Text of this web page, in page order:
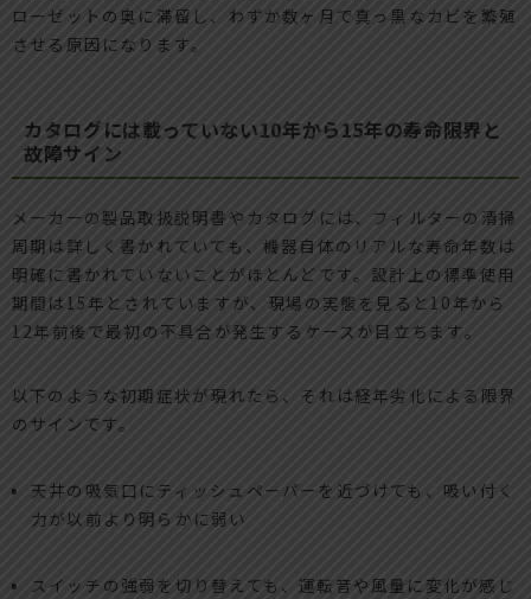
ローゼットの奥に滞留し、わずか数ヶ月で真っ黒なカビを繁殖
させる原因になります。
カタログには載っていない10年から15年の寿命限界と
故障サイン
メーカーの製品取扱説明書やカタログには、フィルターの清掃
周期は詳しく書かれていても、機器自体のリアルな寿命年数は
明確に書かれていないことがほとんどです。設計上の標準使用
期間は15年とされていますが、現場の実態を見ると10年から
12年前後で最初の不具合が発生するケースが目立ちます。
以下のような初期症状が現れたら、それは経年劣化による限界
のサインです。
天井の吸気口にティッシュペーパーを近づけても、吸い付く
力が以前より明らかに弱い
スイッチの強弱を切り替えても、運転音や風量に変化が感じ